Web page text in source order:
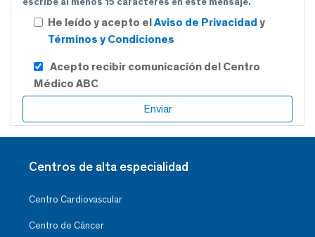
He leído y acepto elAviso de Privacidad y
Términos y Condiciones
Acepto recibir comunicación del Centro
Médico ABC
Centros de alta especialidad
Centro Cardiovascular
Centro de Cáncer